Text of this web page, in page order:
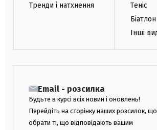
Тренди і натхнення
Теніс
Біатлон
Інші
Email - розсилка
Будьте в курсі всіх новин і оновлень!
Перейдіть на сторінку наших розсилок,
обрати ті, що відповідають вашим